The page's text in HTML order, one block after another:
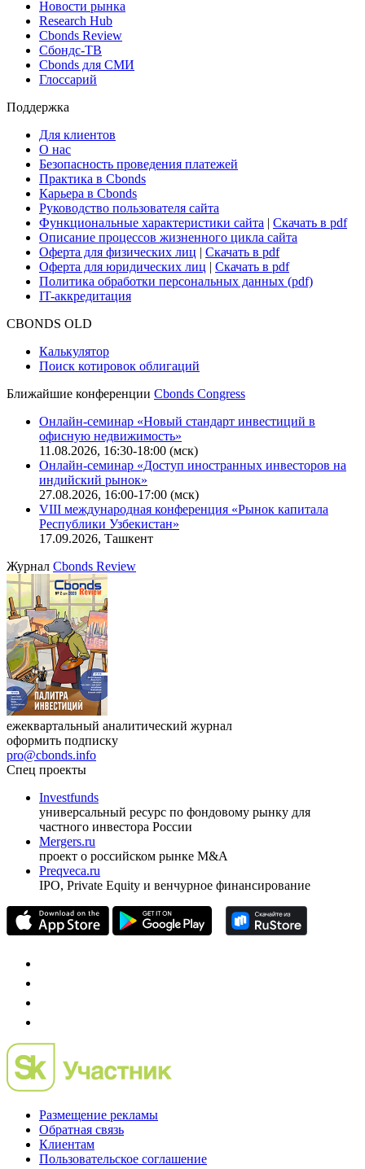
Новости рынка
Research Hub
Cbonds Review
Сбондс-ТВ
Cbonds для СМИ
Глоссарий
Поддержка
Для клиентов
О нас
Безопасность проведения платежей
Практика в Cbonds
Карьера в Cbonds
Руководство пользователя сайта
Функциональные характеристики сайта | Скачать в pdf
Описание процессов жизненного цикла сайта
Оферта для физических лиц | Скачать в pdf
Оферта для юридических лиц | Скачать в pdf
Политика обработки персональных данных (pdf)
IT-аккредитация
CBONDS OLD
Калькулятор
Поиск котировок облигаций
Ближайшие конференции Cbonds Congress
Онлайн-семинар «Новый стандарт инвестиций в
офисную недвижимость»
11.08.2026, 16:30-18:00 (мск)
Онлайн-семинар «Доступ иностранных инвесторов на
индийский рынок»
27.08.2026, 16:00-17:00 (мск)
VIII международная конференция «Рынок капитала
Республики Узбекистан»
17.09.2026, Ташкент
Журнал Cbonds Review
ежеквартальный аналитический журнал
оформить подписку
pro@cbonds.info
Спец проекты
Investfunds
универсальный ресурс по фондовому рынку для
частного инвестора России
Mergers.ru
проект о российском рынке M&A
Preqveca.ru
IPO, Private Equity и венчурное финансирование
Размещение рекламы
Обратная связь
Клиентам
Пользовательское соглашение